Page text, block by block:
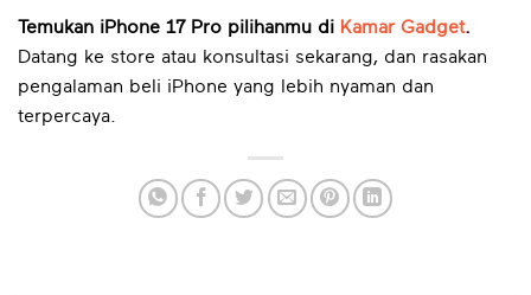
Temukan iPhone 17 Pro pilihanmu di Kamar Gadget.
Datang ke store atau konsultasi sekarang, dan rasakan
pengalaman beli iPhone yang lebih nyaman dan
terpercaya.